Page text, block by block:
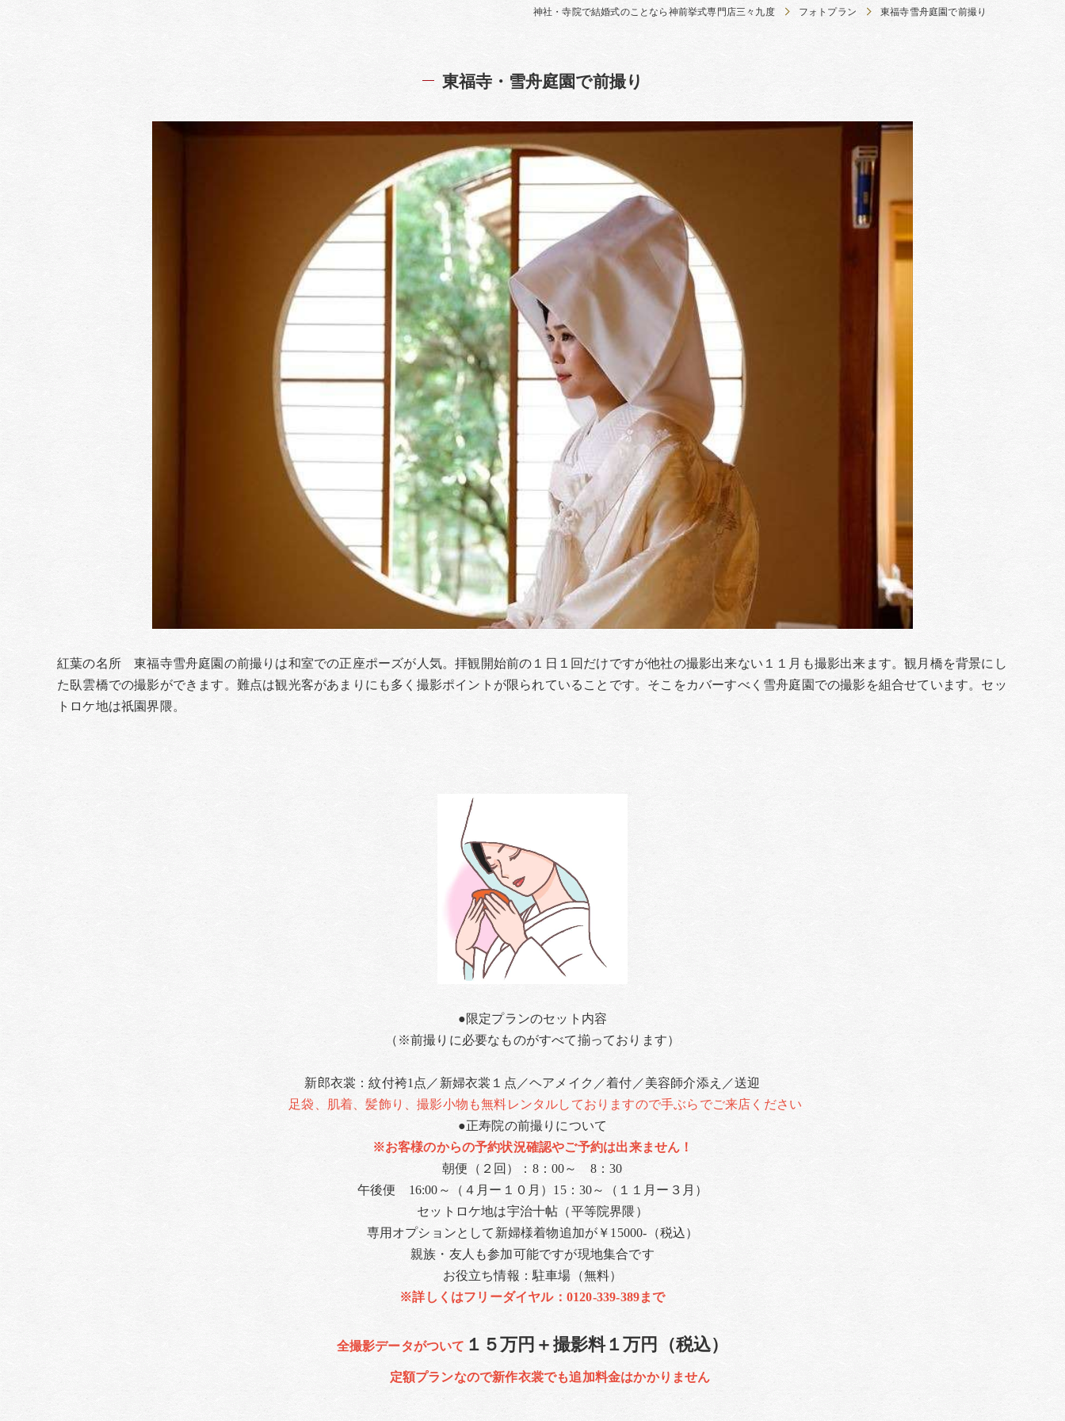
神社・寺院で結婚式のことなら神前挙式専門店三々九度 フォトプラン 東福寺雪舟庭園で前撮り
東福寺・雪舟庭園で前撮り
紅葉の名所 東福寺雪舟庭園の前撮りは和室での正座ポーズが人気。拝観開始前の１日１回だけですが他社の撮影出来ない１１月も撮影出来ます。観月橋を背景にし
た臥雲橋での撮影ができます。難点は観光客があまりにも多く撮影ポイントが限られていることです。そこをカバーすべく雪舟庭園での撮影を組合せています。セッ
トロケ地は祇園界隈。
●限定プランのセット内容
（※前撮りに必要なものがすべて揃っております）
新郎衣裳：紋付袴1点／新婦衣裳１点／ヘアメイク／着付／美容師介添え／送迎
足袋、肌着、髪飾り、撮影小物も無料レンタルしておりますので手ぶらでご来店ください
●正寿院の前撮りについて
※お客様のからの予約状況確認やご予約は出来ません！
朝便（２回）：8：00～ 8：30​​​​​​
午後便 16:00～（４月ー１０月）15：30～（１１月ー３月）
セットロケ地は宇治十帖（平等院界隈）
専用オプションとして新婦様着物追加が￥15000-（税込）
親族・友人も参加可能ですが現地集合です
お役立ち情報：駐車場（無料）
※詳しくはフリーダイヤル：0120-339-389まで
全撮影データがついて １５万円＋​​​​​​撮影料１万円（税込）
定額プランなので新作衣裳でも追加料金はかかりません